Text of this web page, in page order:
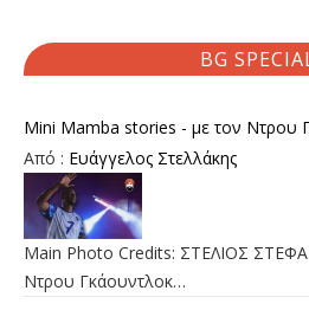
BG
Mini Mamba stories - με τον Ντρου
Από : Ευάγγελος Στελλάκης
Main Photo Credits: ΣΤΕΛΙΟΣ
Ντρου Γκάουντλοκ…